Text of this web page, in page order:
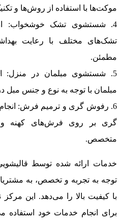
موکت‌ها با استفاده از روش‌ها و
4. شستشوی تشک خوشخواب:
تشک‌های مختلف با رعایت
مطمئن.
5. شستشوی مبلمان در منزل:
مبلمان با توجه به نوع و جنس
6. رفوش گری و ترمیم فرش:
گری بر روی فرش‌های کهنه و
متخصص.
خدمات ارائه شده توسط
توجه به تجربه و تخصص، به
با کیفیت بالا را می‌دهد. این مرکز
برای انجام خدمات خود استفاده